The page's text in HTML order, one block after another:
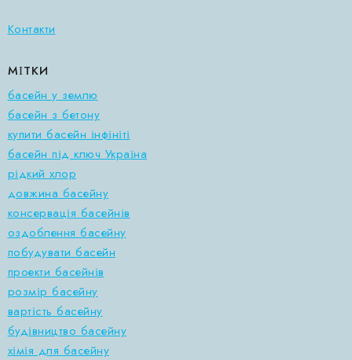
Контакти
МІТКИ
басейн у землю
басейн з бетону
купити басейн інфініті
басейн під ключ Україна
рідкий хлор
довжина басейну
консервація басейнів
оздоблення басейну
побудувати басейн
проекти басейнів
розмір басейну
вартість басейну
будівництво басейну
хімія для басейну